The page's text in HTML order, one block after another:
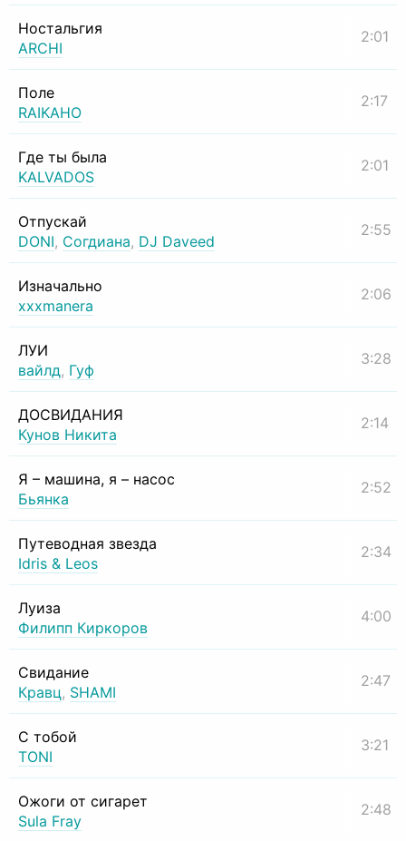
Ностальгия
ARCHI
2:01
Поле
RAIKAHO
2:17
Где ты была
KALVADOS
2:01
Отпускай
DONI, Согдиана, DJ Daveed
2:55
Изначально
xxxmanera
2:06
ЛУИ
вайлд, Гуф
3:28
ДОСВИДАНИЯ
Кунов Никита
2:14
Я – машина, я – насос
Бьянка
2:52
Путеводная звезда
Idris & Leos
2:34
Луиза
Филипп Киркоров
4:00
Свидание
Кравц, SHAMI
2:47
С тобой
TONI
3:21
Ожоги от сигарет
Sula Fray
2:48